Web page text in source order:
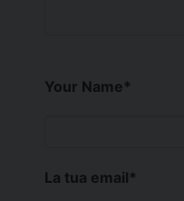
Your Name*
La tua email*